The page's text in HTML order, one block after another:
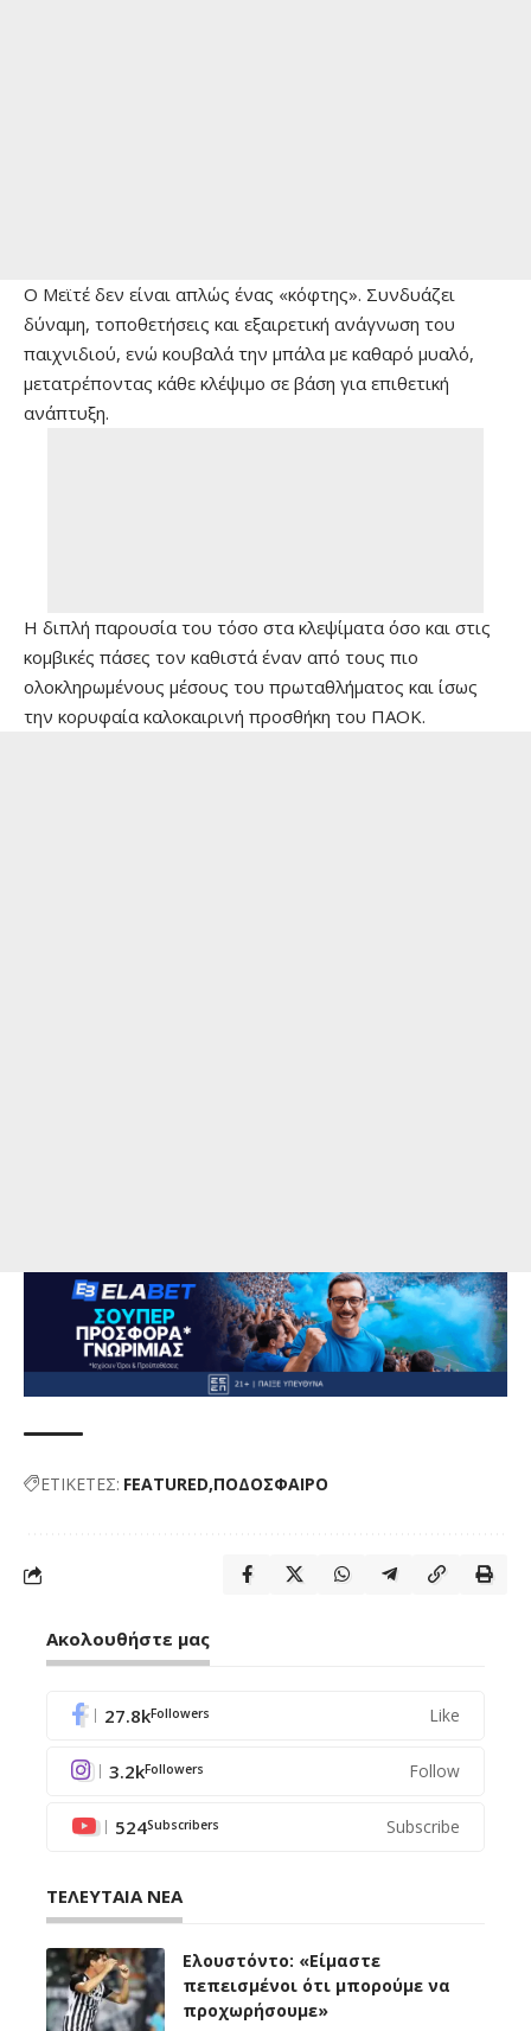
Ο Μεϊτέ δεν είναι απλώς ένας «κόφτης». Συνδυάζει
δύναμη, τοποθετήσεις και εξαιρετική ανάγνωση του
παιχνιδιού, ενώ κουβαλά την μπάλα με καθαρό μυαλό,
μετατρέποντας κάθε κλέψιμο σε βάση για επιθετική
ανάπτυξη.
Η διπλή παρουσία του τόσο στα κλεψίματα όσο και στις
κομβικές πάσες τον καθιστά έναν από τους πιο
ολοκληρωμένους μέσους του πρωταθλήματος και ίσως
την κορυφαία καλοκαιρινή προσθήκη του ΠΑΟΚ.
ΕΤΙΚΕΤΕΣ: FEATURED ΠΟΔΟΣΦΑΙΡΟ
Ακολουθήστε μας
27.8kFollowers Like
3.2kFollowers Follow
524Subscribers Subscribe
ΤΕΛΕΥΤΑΙΑ ΝΕΑ
Ελουστόντο: «Είμαστε
πεπεισμένοι ότι μπορούμε να
προχωρήσουμε»